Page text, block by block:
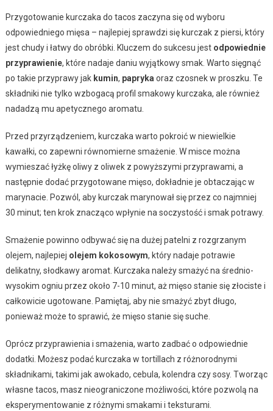
Przygotowanie kurczaka do tacos zaczyna się od wyboru
odpowiedniego mięsa – najlepiej sprawdzi się kurczak z piersi, który
jest chudy i łatwy do obróbki. Kluczem do sukcesu jest odpowiednie
przyprawienie, które nadaje daniu wyjątkowy smak. Warto sięgnąć
po takie przyprawy jak kumin, papryka oraz czosnek w proszku. Te
składniki nie tylko wzbogacą profil smakowy kurczaka, ale również
nadadzą mu apetycznego aromatu.
Przed przyrządzeniem, kurczaka warto pokroić w niewielkie
kawałki, co zapewni równomierne smażenie. W misce można
wymieszać łyżkę oliwy z oliwek z powyższymi przyprawami, a
następnie dodać przygotowane mięso, dokładnie je obtaczając w
marynacie. Pozwól, aby kurczak marynował się przez co najmniej
30 minut; ten krok znacząco wpłynie na soczystość i smak potrawy.
Smażenie powinno odbywać się na dużej patelni z rozgrzanym
olejem, najlepiej olejem kokosowym, który nadaje potrawie
delikatny, słodkawy aromat. Kurczaka należy smażyć na średnio-
wysokim ogniu przez około 7-10 minut, aż mięso stanie się złociste i
całkowicie ugotowane. Pamiętaj, aby nie smażyć zbyt długo,
ponieważ może to sprawić, że mięso stanie się suche.
Oprócz przyprawienia i smażenia, warto zadbać o odpowiednie
dodatki. Możesz podać kurczaka w tortillach z różnorodnymi
składnikami, takimi jak awokado, cebula, kolendra czy sosy. Tworząc
własne tacos, masz nieograniczone możliwości, które pozwolą na
eksperymentowanie z różnymi smakami i teksturami.